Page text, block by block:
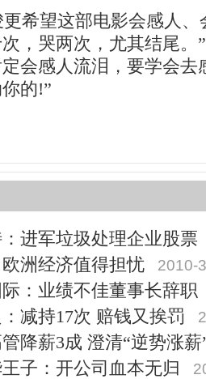
希望这部电影会感人、
，哭两次，尤其结尾。
会感人流泪，要学会去
的!”
进军垃圾处理企业股票
洲经济值得担忧
2010-
：业绩不佳董事长辞职
减持17次 赔钱又挨罚
降薪3成 澄清“逆势涨薪
子：开公司血本无归